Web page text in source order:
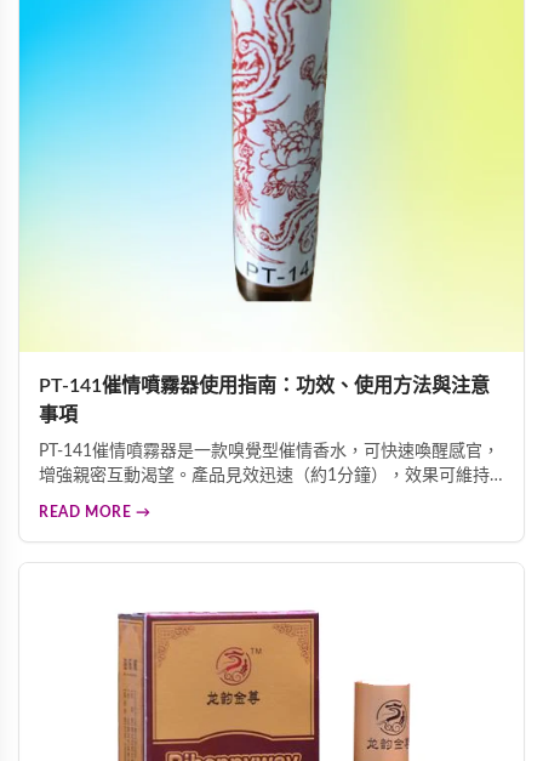
PT-141催情噴霧器使用指南：功效、使用方法與注意
事項
PT-141催情噴霧器是一款嗅覺型催情香水，可快速喚醒感官，
增強親密互動渴望。產品見效迅速（約1分鐘），效果可維持6
規，理性且負責任地使用。
READ MORE →